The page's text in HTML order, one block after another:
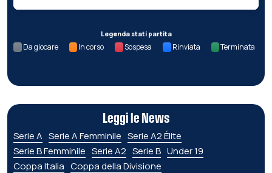
Legenda stati partita
Da giocare In corso Sospesa Rinviata Terminata
Leggi le News
Serie A Serie A Femminile Serie A2 Élite
Serie B Femminile Serie A2 Serie B Under 19
Coppa Italia Coppa della Divisione